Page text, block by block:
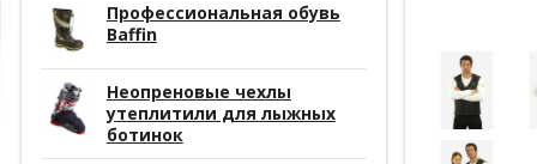
Профессиональная обувь
Baffin
Неопреновые чехлы
утеплитили для лыжных
ботинок